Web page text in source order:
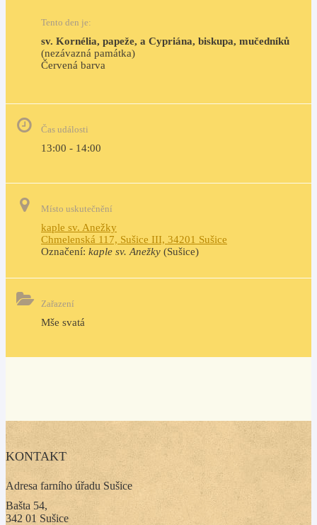
Tento den je:
sv. Kornélia, papeže, a Cypriána, biskupa, mučedníků
(nezávazná památka)
Červená barva
Čas události
13:00 - 14:00
Místo uskutečnění
kaple sv. Anežky
Chmelenská 117, Sušice III, 34201 Sušice
Označení: kaple sv. Anežky (Sušice)
Zařazení
Mše svatá
KONTAKT
Adresa farního úřadu Sušice
Bašta 54,
342 01 Sušice